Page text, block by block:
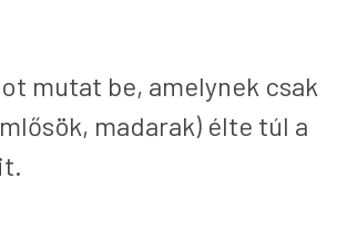
mutat be, amelynek csak
madarak) élte túl a